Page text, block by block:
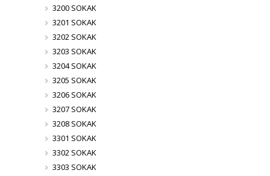
3200 SOKAK
3201 SOKAK
3202 SOKAK
3203 SOKAK
3204 SOKAK
3205 SOKAK
3206 SOKAK
3207 SOKAK
3208 SOKAK
3301 SOKAK
3302 SOKAK
3303 SOKAK